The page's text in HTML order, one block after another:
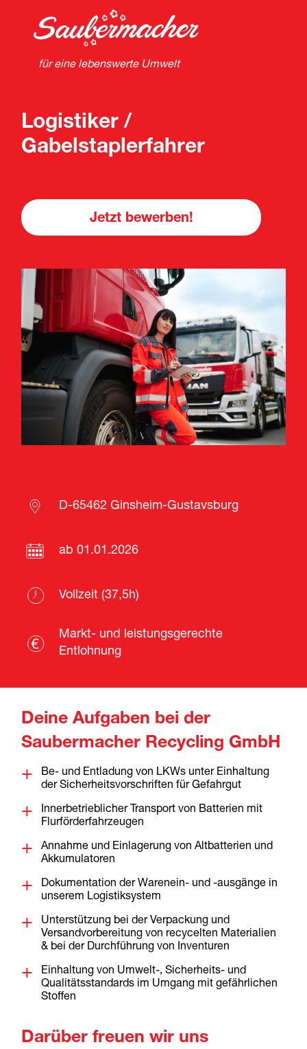
für eine lebenswerte Umwelt
Logistiker /
Gabelstaplerfahrer
Jetzt bewerben!
D-65462 Ginsheim-Gustavsburg
ab 01.01.2026
Vollzeit (37,5h)
Markt- und leistungsgerechte
Entlohnung
Deine Aufgaben bei der
Saubermacher Recycling GmbH
Be- und Entladung von LKWs unter Einhaltung
der Sicherheitsvorschriften für Gefahrgut
Innerbetrieblicher Transport von Batterien mit
Flurförderfahrzeugen
Annahme und Einlagerung von Altbatterien und
Akkumulatoren
Dokumentation der Warenein- und -ausgänge in
unserem Logistiksystem
Unterstützung bei der Verpackung und
Versandvorbereitung von recycelten Materialien
& bei der Durchführung von Inventuren
Einhaltung von Umwelt-, Sicherheits- und
Qualitätsstandards im Umgang mit gefährlichen
Stoffen
Darüber freuen wir uns